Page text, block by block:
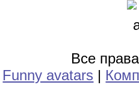
Все
Funny avatars |